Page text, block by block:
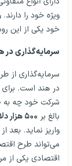
ویژه خود را
خود یکی از این
سرمایه‌گذاری
سرمایه‌گذاری از
در هند است.
شرکت خود چه به
بالغ بر ۵۰۰ هزار دلار
واریز نماید.
می‌تواند طرح
اقتصادی یکی از